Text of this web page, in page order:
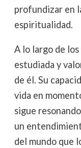
profundizar en
espiritualidad.
A lo largo de los
estudiada y
de él. Su
vida en
sigue
un
del mundo que